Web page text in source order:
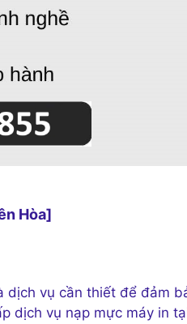
Hòa]
dịch vụ cần thiết để đảm
dịch vụ nạp mực máy in